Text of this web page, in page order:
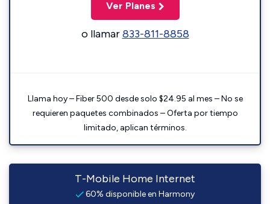
Ver Planes
o llamar833-811-8858
Llama hoy – Fiber 500 desde solo $24.95 al mes – No se
requieren paquetes combinados – Oferta por tiempo
limitado, aplican términos.
T-Mobile Home Internet
60% disponible en Harmony